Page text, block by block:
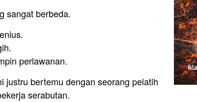
sangat berbeda.
perlawanan.
justru bertemu dengan seorang pelatih
serabutan.